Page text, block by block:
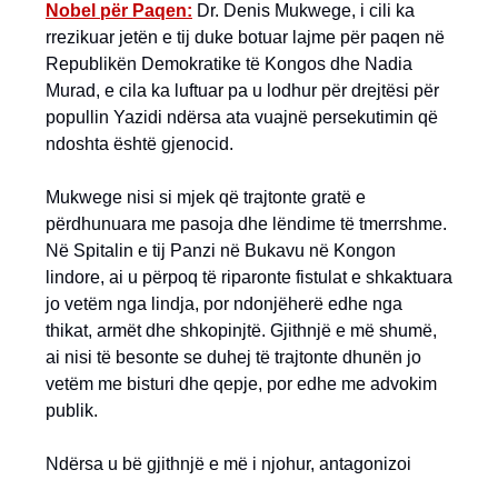
Nobel për Paqen: Dr. Denis Mukwege, i cili ka
rrezikuar jetën e tij duke botuar lajme për paqen në
Republikën Demokratike të Kongos dhe Nadia
Murad, e cila ka luftuar pa u lodhur për drejtësi për
popullin Yazidi ndërsa ata vuajnë persekutimin që
ndoshta është gjenocid.
Mukwege nisi si mjek që trajtonte gratë e
përdhunuara me pasoja dhe lëndime të tmerrshme.
Në Spitalin e tij Panzi në Bukavu në Kongon
lindore, ai u përpoq të riparonte fistulat e shkaktuara
jo vetëm nga lindja, por ndonjëherë edhe nga
thikat, armët dhe shkopinjtë. Gjithnjë e më shumë,
ai nisi të besonte se duhej të trajtonte dhunën jo
vetëm me bisturi dhe qepje, por edhe me advokim
publik.
Ndërsa u bë gjithnjë e më i njohur, antagonizoi